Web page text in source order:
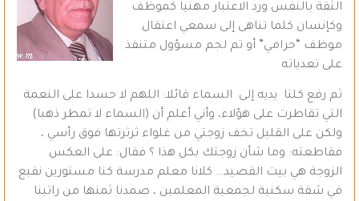
الثقة بالنفس ورد الاعتبار مهنيا كموظف
وكإنسان كلما تناهى إلى سمعي اعتقال
موظف “حرامي” أو تم لجم مسؤول متنفذ
على تعدياته
ثم رفع كلتا يديه إلى السماء قائلا: اللهم لا حسدا على النعمة
التي تقاطرت على هؤلاء، وأني أعلم أن (السماء لا تمطر ذهبا)
ولكن على القليل تخف زوجتي من غلواء ثرثرتها فوق رأسي ،
فقاطعته: وما شأن زوجتك بكل هذا ؟ فقال: على العكس
الزوجة هي بيت القصيد… كلانا معلم مدرسة كنا مستورين نقبع
في شقة سكنية لجمعية المعلمين ، صمدنا ثمنها من راتبنا